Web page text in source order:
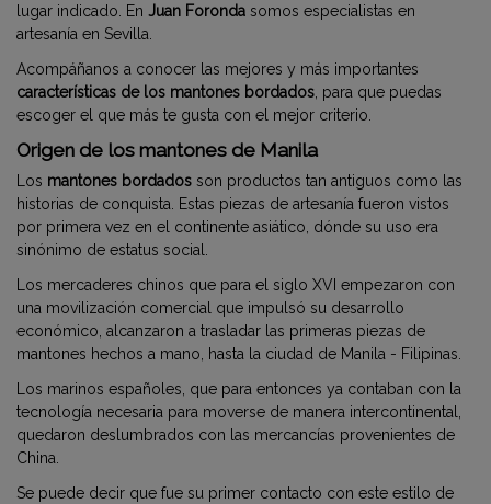
lugar indicado. En Juan Foronda somos especialistas en
artesanía en Sevilla.
Acompáñanos a conocer las mejores y más importantes
características de los mantones bordados , para que puedas
escoger el que más te gusta con el mejor criterio.
Origen de los mantones de Manila
Los mantones bordados son productos tan antiguos como las
historias de conquista. Estas piezas de artesanía fueron vistos
por primera vez en el continente asiático, dónde su uso era
sinónimo de estatus social.
Los mercaderes chinos que para el siglo XVI empezaron con
una movilización comercial que impulsó su desarrollo
económico, alcanzaron a trasladar las primeras piezas de
mantones hechos a mano, hasta la ciudad de Manila - Filipinas.
Los marinos españoles, que para entonces ya contaban con la
tecnología necesaria para moverse de manera intercontinental,
quedaron deslumbrados con las mercancías provenientes de
China.
Se puede decir que fue su primer contacto con este estilo de